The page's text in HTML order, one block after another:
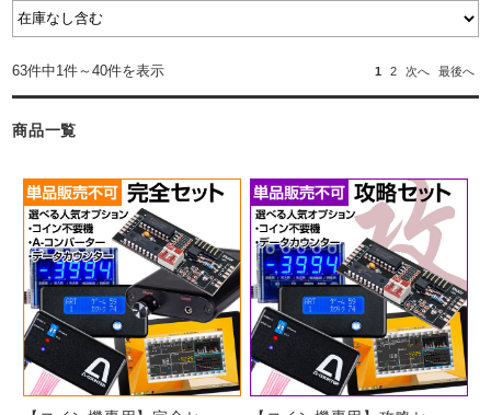
63件中1件～40件を表示 1 2 次へ 最後へ
商品一覧